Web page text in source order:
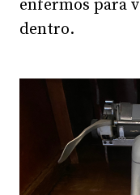
enfermos para
dentro.